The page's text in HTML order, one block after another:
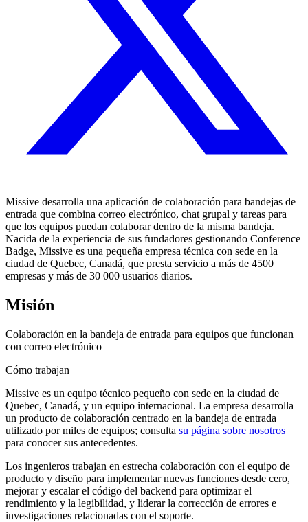
Missive desarrolla una aplicación de colaboración para bandejas de
entrada que combina correo electrónico, chat grupal y tareas para
que los equipos puedan colaborar dentro de la misma bandeja.
Nacida de la experiencia de sus fundadores gestionando Conference
Badge, Missive es una pequeña empresa técnica con sede en la
ciudad de Quebec, Canadá, que presta servicio a más de 4500
empresas y más de 30 000 usuarios diarios.
Misión
Colaboración en la bandeja de entrada para equipos que funcionan
con correo electrónico
Cómo trabajan
Missive es un equipo técnico pequeño con sede en la ciudad de
Quebec, Canadá, y un equipo internacional. La empresa desarrolla
un producto de colaboración centrado en la bandeja de entrada
utilizado por miles de equipos; consulta su página sobre nosotros
para conocer sus antecedentes.
Los ingenieros trabajan en estrecha colaboración con el equipo de
producto y diseño para implementar nuevas funciones desde cero,
mejorar y escalar el código del backend para optimizar el
rendimiento y la legibilidad, y liderar la corrección de errores e
investigaciones relacionadas con el soporte.